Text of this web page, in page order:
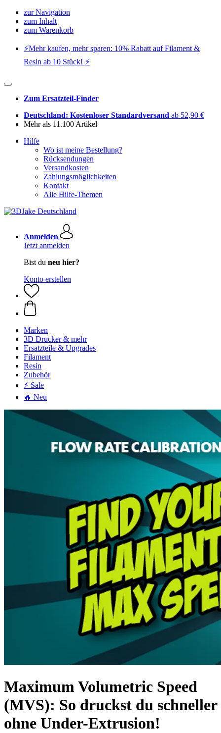
zur Navigation
zum Inhalt
zum Warenkorb
⚡️Mehr kaufen, mehr sparen: 10% Rabatt auf Filament &
Resin ab 10 Stück! ⚡️
Zum Ersatzteil-Finder
Deutschland: Kostenloser Standardversand ab 52,90 €
Mehr als 11.100 Artikel
Hilfe
Wo ist meine Bestellung?
Rücksendungen
Versandkosten
Zahlungsmöglichkeiten
Kontakt
Alle Hilfe-Themen
Anmelden
Jetzt anmelden
Bist du neu hier?
Konto erstellen
Marken
3D Drucker & mehr
Ersatzteile & Upgrades
Filament
Resin
Zubehör
⚡ Sale
🔥 Neu
Maximum Volumetric Speed
(MVS): So druckst du schneller
ohne Under-Extrusion!